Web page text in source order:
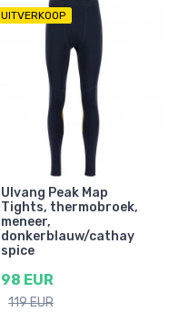
UITVERKOOP
Ulvang Peak Map
Tights, thermobroek,
meneer,
donkerblauw/cathay
spice
98 EUR
119 EUR